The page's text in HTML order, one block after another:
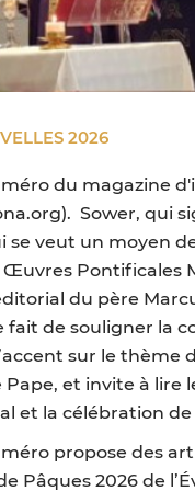
2026
du magazine
Sower, qui
se veut un moyen
Œuvres Pontificales
du père
fait de souligner la
sur le thème
et invite à lire
et la célébration de
propose des
Pâques 2026 de